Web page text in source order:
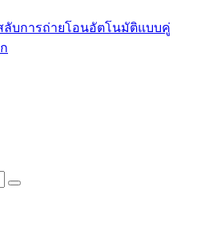
บการถ่ายโอนอัตโนมัติแบบคู่